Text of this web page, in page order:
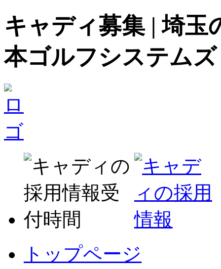
キャディ募集 | 埼玉
本ゴルフシステムズ
トップページ